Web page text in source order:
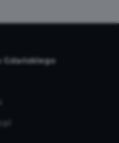
Gdańskiego